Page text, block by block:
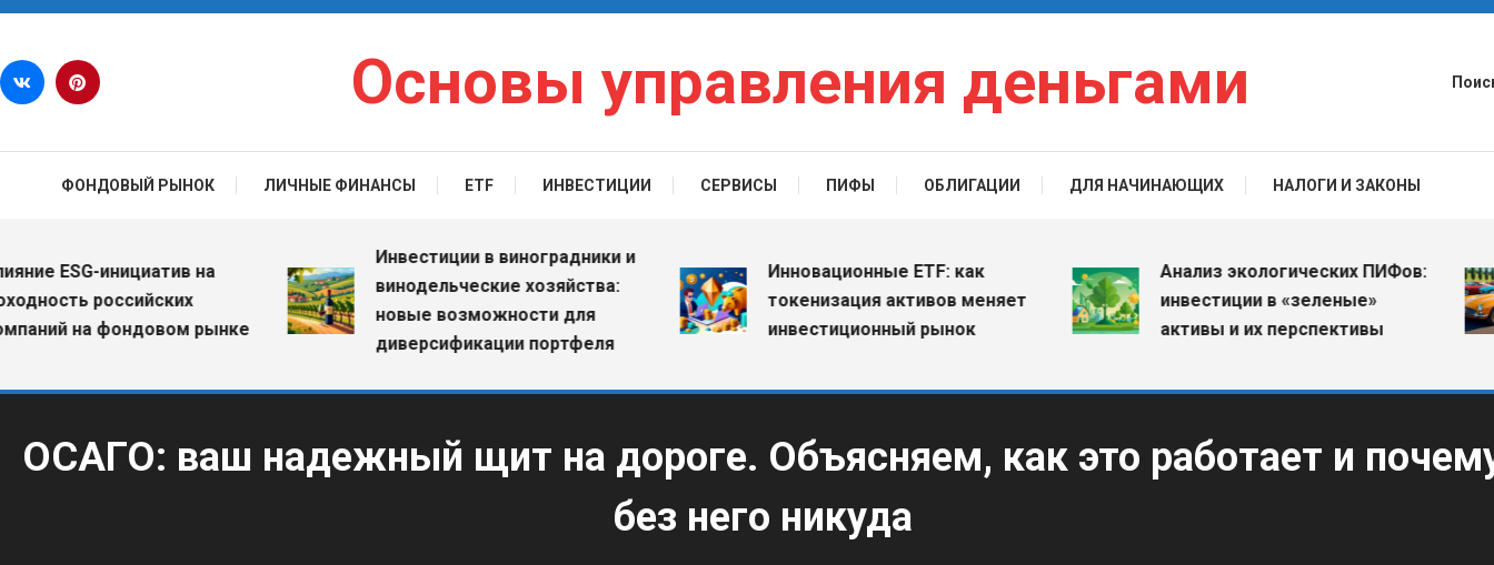
Перейти к содержимому
Основы управления деньгами
ФОНДОВЫЙ РЫНОК ЛИЧНЫЕ ФИНАНСЫ ETF ИНВЕСТИЦИИ СЕРВИСЫ ПИФЫ ОБЛИГАЦИИ ДЛЯ НАЧИНАЮЩИХ НАЛОГИ И ЗАКОНЫ
ESG-инициатив на
российских
на фондовом рынке
Инвестиции в виноградники и
винодельческие хозяйства:
новые возможности для
диверсификации портфеля
Инновационные ETF: как
токенизация активов меняет
инвестиционный рынок
Анализ экологических ПИФов:
инвестиции в «зеленые»
активы и их перспективы
ОСАГО: ваш надежный щит на дороге. Объясняем, как это работает и
без него никуда